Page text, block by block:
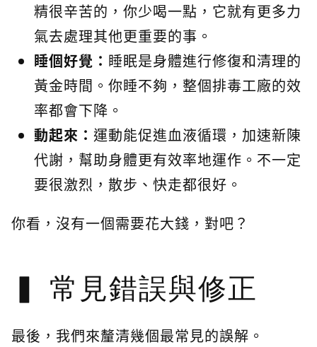
精很辛苦的，你少喝一點，它就有更多力
氣去處理其他更重要的事。
睡個好覺： 睡眠是身體進行修復和清理的
黃金時間。你睡不夠，整個排毒工廠的效
率都會下降。
動起來： 運動能促進血液循環，加速新陳
代謝，幫助身體更有效率地運作。不一定
要很激烈，散步、快走都很好。
你看，沒有一個需要花大錢，對吧？
常見錯誤與修正
最後，我們來釐清幾個最常見的誤解。